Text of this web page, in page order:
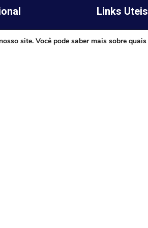
Links Uteis
Prefeitura de
site. Você pode saber mais sobre